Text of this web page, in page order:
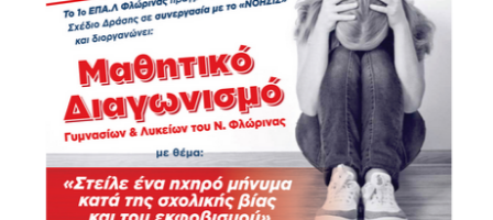
ΤΟΜΕΑ
ΓΙΑ
ΑΠΟΦΟΙΤΟΥΣ
ΕΠΑ.Λ.